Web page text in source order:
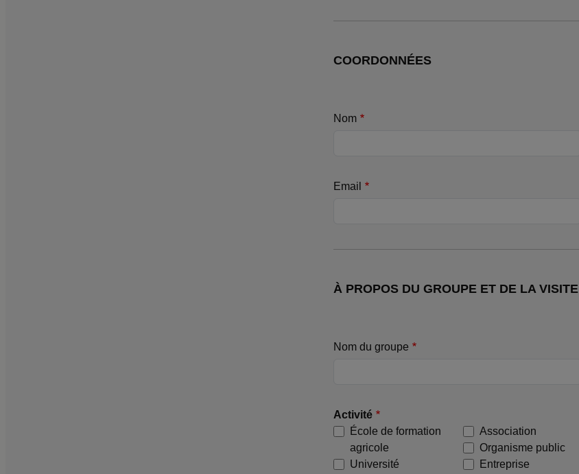
COORDONNÉES
Nom
Email
À PROPOS DU GROUPE ET DE LA VISITE
Nom du groupe
Activité
École de formation
agricole
Université
Association
Organisme public
Entreprise